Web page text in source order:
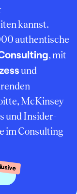
kannst.
authentische
, mit
und
McKinsey
und Insider-
im Consulting